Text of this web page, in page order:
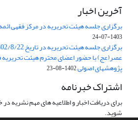
آخرین اخبار
برگزاری جلسه هیئت تحریریه در مرکز فقهی
1403-07-24
عصر(عج) با حضور اعضای محترم هیئت
پژوهشهای اصولی1402-08-23
اشتراک خبرنامه
برای دریافت اخبار و اطلاعیه های مهم نشریه
شوید.